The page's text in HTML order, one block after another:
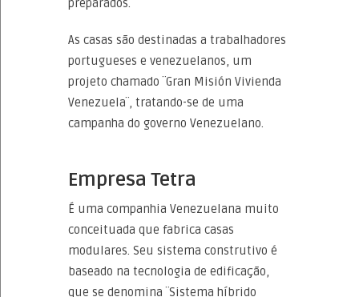
preparados.
As casas são destinadas a trabalhadores
portugueses e venezuelanos, um
projeto chamado ¨Gran Misión Vivienda
Venezuela¨, tratando-se de uma
campanha do governo Venezuelano.
Empresa Tetra
É uma companhia Venezuelana muito
conceituada que fabrica casas
modulares. Seu sistema construtivo é
baseado na tecnologia de edificação,
que se denomina ¨Sistema híbrido